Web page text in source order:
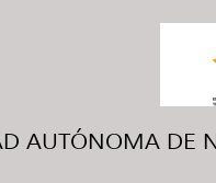
AUTÓNOMA DE